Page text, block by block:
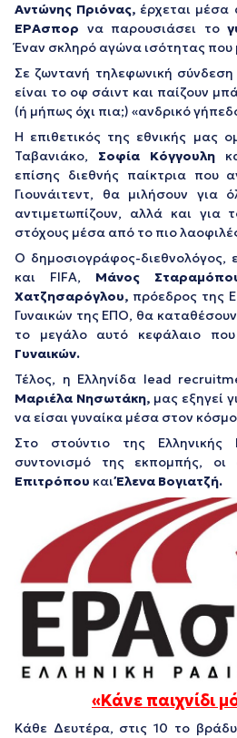
Αντώνης Πριόνας, έρχεται μέσα
ΕΡΑσπορ να παρουσιάσει το
Έναν σκληρό αγώνα ισότητας
Σε ζωντανή τηλεφωνική σύνδεση
είναι το οφ σάιντ και παίζουν
(ή μήπως όχι πια;) «ανδρικό
Η επιθετικός της εθνικής μας
Ταβανιάκο, Σοφία Κόγγουλη
επίσης διεθνής παίκτρια που
Γιουνάιτεντ, θα μιλήσουν για
αντιμετωπίζουν, αλλά και για
στόχους μέσα από το πιο
Ο δημοσιογράφος-διεθνολόγος,
και FIFA, Μάνος
Χατζησαρόγλου, πρόεδρος της
Γυναικών της ΕΠΟ, θα καταθέσουν
το μεγάλο αυτό κεφάλαιο που
Γυναικών.
Τέλος, η Ελληνίδα lead
Μαριέλα Νησωτάκη, μας εξηγεί
να είσαι γυναίκα μέσα στον
Στο στούντιο της Ελληνικής
συντονισμό της εκπομπής, οι
Επιτρόπου καιΈλενα Βογιατζή.
«Κάνε παιχνίδι
Κάθε Δευτέρα, στις 10 το